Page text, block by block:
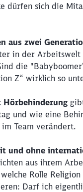
dürfen sich die
aus zwei
in der
die
Z“ wirklich so
Hörbehinderung
und wie eine
Team verändert.
und ohne
aus ihrem
welche Rolle
Darf ich